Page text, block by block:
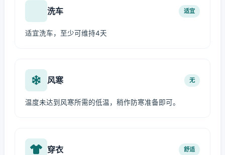
洗车 适宜
适宜洗车，至少可维持4天
风寒 无
温度未达到风寒所需的低温，稍作防寒准备即可。
穿衣 舒适